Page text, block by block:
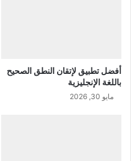
أفضل تطبيق لإتقان النطق الصحيح
باللغة الإنجليزية
مايو 30, 2026